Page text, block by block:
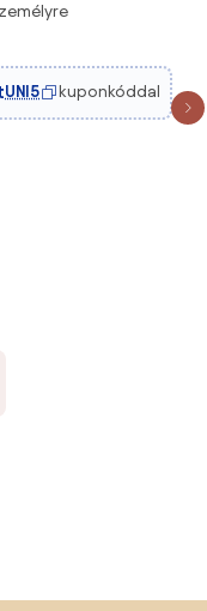
Ellátott
Kerti Bútor Szett
Fekete |
UNI5 kuponkóddal